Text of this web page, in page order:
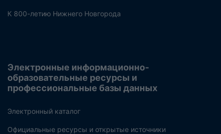
К 800-летию Нижнего Новгорода
Электронные информационно-
образовательные ресурсы и
профессиональные базы данных
Электронный каталог
Официальные ресурсы и открытые источники